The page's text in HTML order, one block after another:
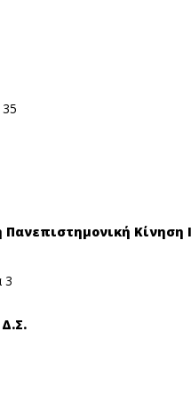
Πανεπιστημονική Κίνηση
3